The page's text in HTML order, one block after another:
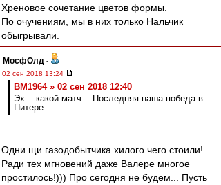
Хреновое сочетание цветов формы.
По очучениям, мы в них только Нальчик
обыгрывали.
МосфОлд -
02 сен 2018 13:24
BM1964 » 02 сен 2018 12:40
Эх... какой матч... Последняя наша победа в
Питере.
Одни щи газодобытчика хилого чего стоили!
Ради тех мгновений даже Валере многое
простилось!))) Про сегодня не будем... Пусть